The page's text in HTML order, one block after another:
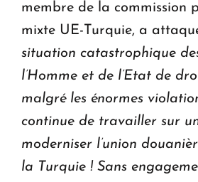
membre de la commission
mixte UE-Turquie, a
situation catastrophique
l’Homme et de l’Etat de
malgré les énormes
continue de travailler sur
moderniser l’union
la Turquie ! Sans